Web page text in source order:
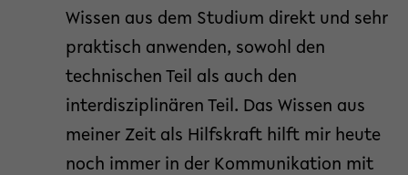
Wissen aus dem Studium direkt und sehr
praktisch anwenden, sowohl den
technischen Teil als auch den
interdisziplinären Teil. Das Wissen aus
meiner Zeit als Hilfskraft hilft mir heute
noch immer in der Kommunikation mit